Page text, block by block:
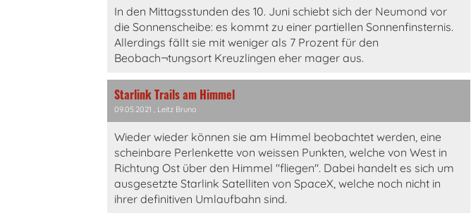
In den Mittagsstunden des 10. Juni schiebt sich der Neumond vor
die Sonnenscheibe: es kommt zu einer partiellen Sonnenfinsternis.
Allerdings fällt sie mit weniger als 7 Prozent für den
Beobach¬tungsort Kreuzlingen eher mager aus.
Starlink Trails am Himmel
09.05.2021 , Leitz Bruno
Wieder wieder können sie am Himmel beobachtet werden, eine
scheinbare Perlenkette von weissen Punkten, welche von West in
Richtung Ost über den Himmel "fliegen". Dabei handelt es sich um
ausgesetzte Starlink Satelliten von SpaceX, welche noch nicht in
ihrer definitiven Umlaufbahn sind.